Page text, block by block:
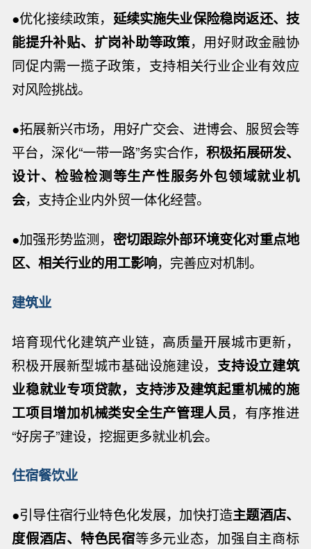
●优化接续政策， 延续实施失业保险稳岗返还、技
能提升补贴、扩岗补助等政策，用好财政金融协
同促内需一揽子政策，支持相关行业企业有效应
对风险挑战。
●拓展新兴市场，用好广交会、进博会、服贸会等
平台，深化“一带一路”务实合作，积极拓展研发、
设计、检验检测等生产性服务外包领域就业机
会，支持企业内外贸一体化经营。
●加强形势监测， 密切跟踪外部环境变化对重点地
区、相关行业的用工影响，完善应对机制。
建筑业
培育现代化建筑产业链，高质量开展城市更新，
积极开展新型城市基础设施建设， 支持设立建筑
业稳就业专项贷款，支持涉及建筑起重机械的施
工项目增加机械类安全生产管理人员，有序推进
“好房子”建设，挖掘更多就业机会。
住宿餐饮业
●引导住宿行业特色化发展，加快打造主题酒店、
度假酒店、特色民宿等多元业态，加强自主商标